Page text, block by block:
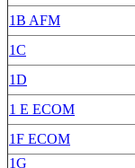
1B AFM
1C
1D
1 E ECOM
1F ECOM
1G